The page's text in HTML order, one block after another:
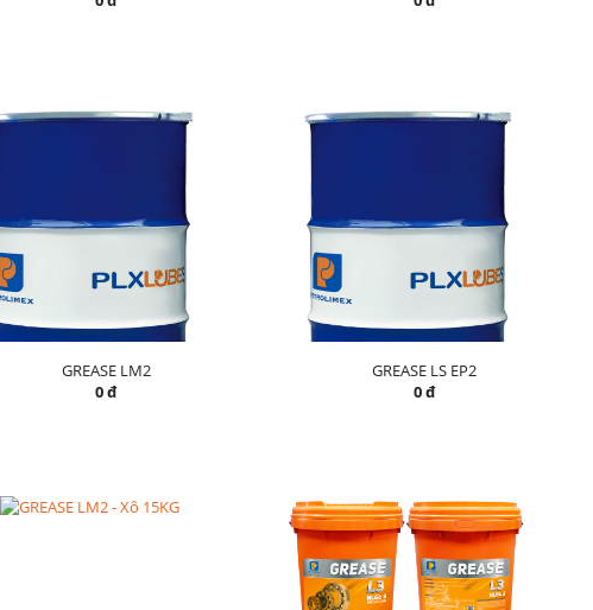
GREASE LM2
0 đ
GREASE LS EP2
0 đ